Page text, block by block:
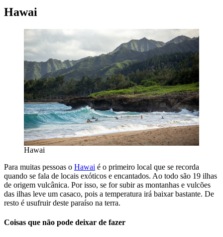
Hawai
Hawai
Para muitas pessoas o Hawai é o primeiro local que se recorda
quando se fala de locais exóticos e encantados. Ao todo são 19 ilhas
de origem vulcânica. Por isso, se for subir as montanhas e vulcões
das ilhas leve um casaco, pois a temperatura irá baixar bastante. De
resto é usufruir deste paraíso na terra.
Coisas que não pode deixar de fazer